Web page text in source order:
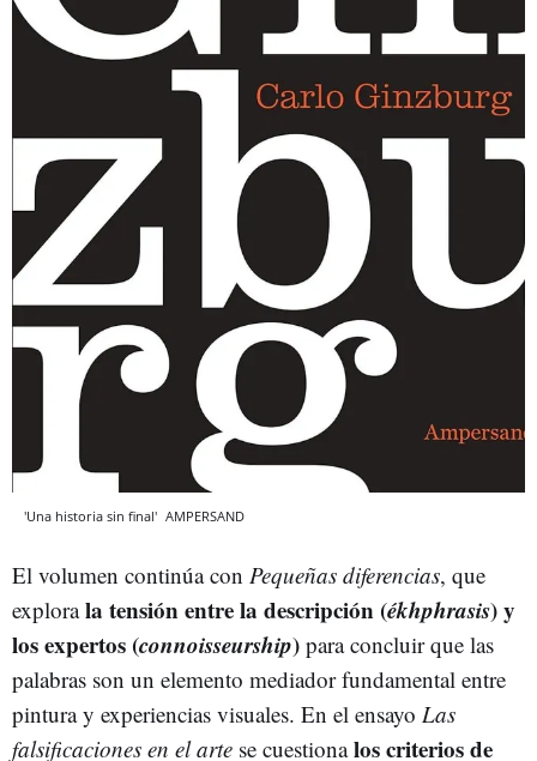
'Una historia sin final' AMPERSAND
El volumen continúa con Pequeñas diferencias, que
explorala tensión entre la descripción (ékhphrasis) y
los expertos (connoisseurship) para concluir que las
palabras son un elemento mediador fundamental entre
pintura y experiencias visuales. En el ensayo Las
falsificaciones en el arte se cuestionalos criterios de